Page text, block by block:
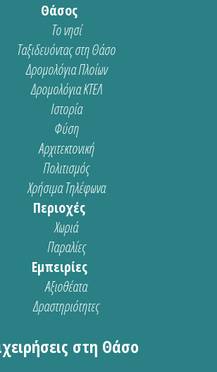
Θάσος
Το νησί
Ταξιδευόντας στη Θάσο
Δρομολόγια Πλοίων
Δρομολόγια ΚΤΕΛ
Ιστορία
Φύση
Αρχιτεκτονική
Πολιτισμός
Χρήσιμα Τηλέφωνα
Περιοχές
Χωριά
Παραλίες
Εμπειρίες
Αξιοθέατα
Δραστηριότητες
στη Θάσο